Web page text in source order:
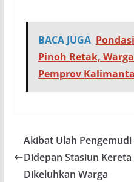
BACA JUGA
Pinoh Retak,
Pemprov
Akibat Ulah
Didepan Stasiun
Dikeluhkan Warga